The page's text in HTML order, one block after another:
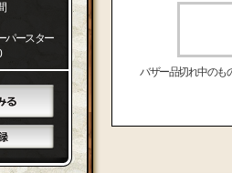
パースター
バザー品切れ中のも